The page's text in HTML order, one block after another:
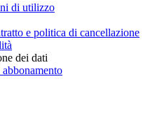
di utilizzo
e politica di cancellazione
dei dati